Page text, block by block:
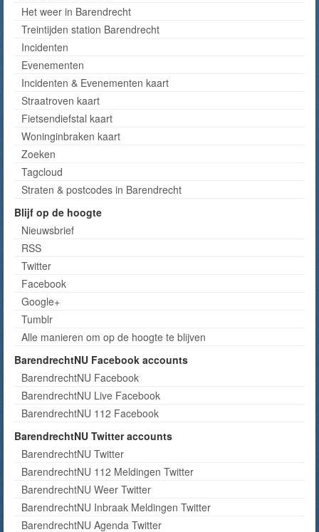
Het weer in Barendrecht
Treintijden station Barendrecht
Incidenten
Evenementen
Incidenten & Evenementen kaart
Straatroven kaart
Fietsendiefstal kaart
Woninginbraken kaart
Zoeken
Tagcloud
Straten & postcodes in Barendrecht
Blijf op de hoogte
Nieuwsbrief
RSS
Twitter
Facebook
Google+
Tumblr
Alle manieren om op de hoogte te blijven
BarendrechtNU Facebook accounts
BarendrechtNU Facebook
BarendrechtNU Live Facebook
BarendrechtNU 112 Facebook
BarendrechtNU Twitter accounts
BarendrechtNU Twitter
BarendrechtNU 112 Meldingen Twitter
BarendrechtNU Weer Twitter
BarendrechtNU Inbraak Meldingen Twitter
BarendrechtNU Agenda Twitter